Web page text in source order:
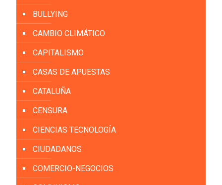
BULLYING
CAMBIO CLIMÁTICO
CAPITALISMO
CASAS DE APUESTAS
CATALUÑA
CENSURA
CIENCIAS TECNOLOGÍA
CIUDADANOS
COMERCIO-NEGOCIOS